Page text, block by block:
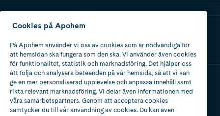
Ladda ner vår app
Apotek med tillstånd
av Läkemedelsverket
Cookies på Apohem
På Apohem använder vi oss av cookies som är nödvändiga för
att hemsidan ska fungera som den ska. Vi använder även cookies
för funktionalitet, statistik och marknadsföring. Det hjälper oss
att följa och analysera beteenden på vår hemsida, så att vi kan
ge en mer personaliserad upplevelse och anpassa innehåll samt
rikta relevant marknadsföring. Vi delar även informationen med
våra samarbetspartners. Genom att acceptera cookies
samtycker du till vår användning av cookies. Du kan även